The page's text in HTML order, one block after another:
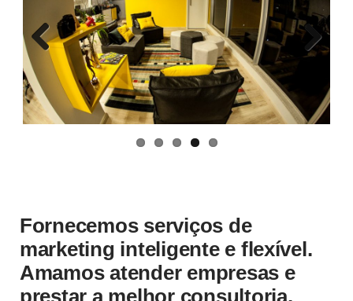
Previ
ous
Fornecemos serviços de
marketing inteligente e flexível.
Amamos atender empresas e
prestar a melhor consultoria.